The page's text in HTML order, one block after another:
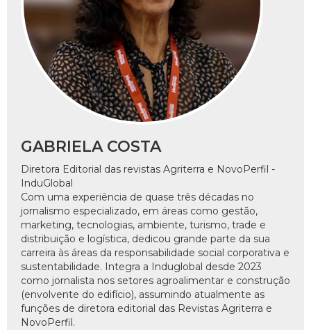
GABRIELA COSTA
Diretora Editorial das revistas Agriterra e NovoPerfil -
InduGlobal
Com uma experiência de quase três décadas no
jornalismo especializado, em áreas como gestão,
marketing, tecnologias, ambiente, turismo, trade e
distribuição e logística, dedicou grande parte da sua
carreira às áreas da responsabilidade social corporativa e
sustentabilidade. Integra a Induglobal desde 2023
como jornalista nos setores agroalimentar e construção
(envolvente do edifício), assumindo atualmente as
funções de diretora editorial das Revistas Agriterra e
NovoPerfil.